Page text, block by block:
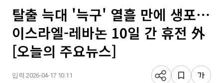
탈출 늑대 '늑구' 열흘 만에 생포⋯
이스라엘-레바논 10일 간 휴전 外
[오늘의 주요뉴스]
입력 2026-04-17 10:11